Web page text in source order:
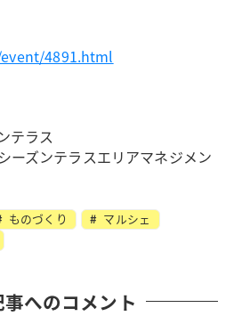
4891.html
テラス
ーズンテラスエリアマネジメン
ものづくり
マルシェ
事へのコメント